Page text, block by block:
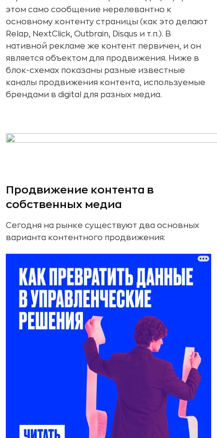
этом само сообщение нерелевантно к
основному контенту страницы (как это делают
Relap, NextClick, Outbrain, Disqus и т.п.). В
нативной рекламе же контент первичен, и он
является объектом для продвижения. Ниже в
блок-схемах показаны разные известные
каналы продвижения контента, используемые
брендами в digital для разных медиа.
Продвижение контента в
собственных медиа
Сегодня на рынке существуют два основных
варианта контентного продвижения: